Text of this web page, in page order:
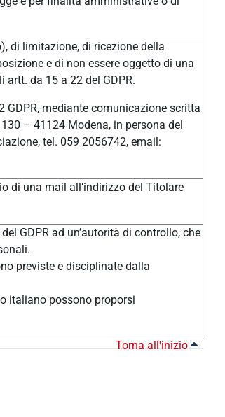
di limitazione, di ricezione della
e di non essere oggetto di una
da 15 a 22 del GDPR.
GDPR, mediante comunicazione scritta
– 41124 Modena, in persona del
tel. 059 2056742, email:
di una mail all’indirizzo del Titolare
GDPR ad un’autorità di controllo, che
previste e disciplinate dalla
italiano possono proporsi
Torna all'inizio